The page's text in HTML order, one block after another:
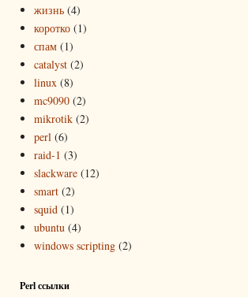
жизнь (4)
коротко (1)
спам (1)
catalyst (2)
linux (8)
mc9090 (2)
mikrotik (2)
perl (6)
raid-1 (3)
slackware (12)
smart (2)
squid (1)
ubuntu (4)
windows scripting (2)
Perl ссылки